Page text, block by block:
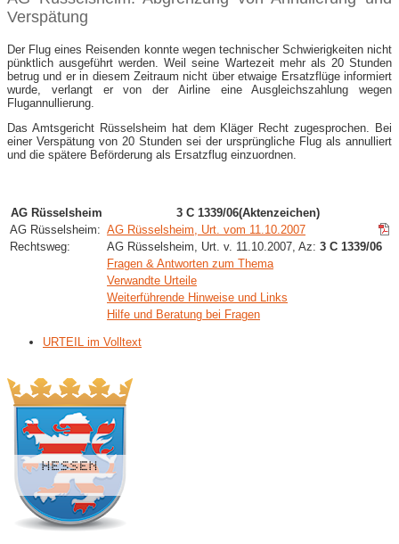
Verspätung
Der Flug eines Reisenden konnte wegen technischer Schwierigkeiten nicht
pünktlich ausgeführt werden. Weil seine Wartezeit mehr als 20 Stunden
betrug und er in diesem Zeitraum nicht über etwaige Ersatzflüge informiert
wurde, verlangt er von der Airline eine Ausgleichszahlung wegen
Flugannullierung.
Das Amtsgericht Rüsselsheim hat dem Kläger Recht zugesprochen. Bei
einer Verspätung von 20 Stunden sei der ursprüngliche Flug als annulliert
und die spätere Beförderung als Ersatzflug einzuordnen.
AG Rüsselsheim
3 C 1339/06(Aktenzeichen)
AG Rüsselsheim: AG Rüsselsheim, Urt. vom 11.10.2007
Rechtsweg:
AG Rüsselsheim, Urt. v. 11.10.2007, Az: 3 C 1339/06
Fragen & Antworten zum Thema
Verwandte Urteile
Weiterführende Hinweise und Links
Hilfe und Beratung bei Fragen
URTEIL im Volltext